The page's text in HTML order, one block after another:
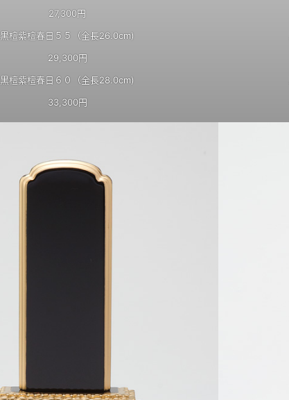
27,300円
黒檀紫檀春日５５（全長26.0cm)
29,300円
黒檀紫檀春日６０（全長28.0cm)
33,300円